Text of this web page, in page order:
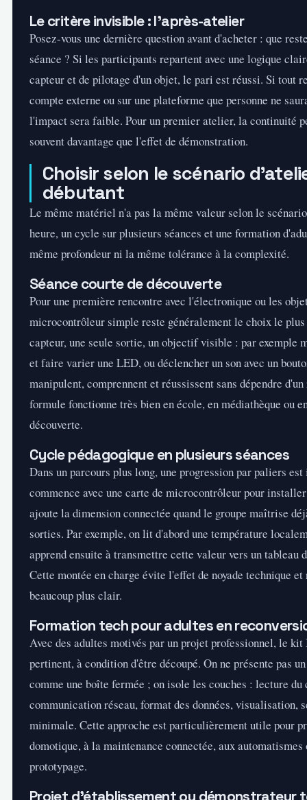
Le critère invisible : l'après-atelier
Posez-vous une dernière question avant d'acheter : que
séance ? Si les participants repartent avec une logique
capteur et de pilotage d'un objet, le pari est réussi. Si tout
compte externe ou sur une plateforme que personne ne
l'impact sera faible. Pour un premier atelier, la continuité
souvent davantage que l'effet de démonstration.
Choisir selon le scénario
débutant
Le même matériel n'a pas la même valeur selon le
heure, un cycle sur plusieurs séances et une formation
même profondeur ni la même tolérance à la complexité.
Séance courte de découverte
Pour une première rencontre avec l'électronique ou les
microcontrôleur simple reste généralement le choix le plus
capteur, une seule sortie, un objectif visible : par exemple
et faire varier une LED, ou déclencher un son avec un
manipulent, comprennent et réussissent sans dépendre
formule fonctionne très bien en école, en médiathèque ou
découverte.
Cycle pédagogique en plusieurs séances
Dans un parcours plus long, une progression par paliers
commence avec une carte de microcontrôleur pour
ajoute la dimension connectée quand le groupe maîtrise
sorties. Par exemple, on lit d'abord une température
apprend ensuite à transmettre cette valeur vers un tableau
Cette montée en charge évite l'effet de noyade technique
beaucoup plus clair.
Formation tech pour adultes en
Avec des adultes motivés par un projet professionnel, le kit
pertinent, à condition d'être découpé. On ne présente pas
comme une boîte fermée ; on isole les couches : lecture du
communication réseau, format des données, visualisation,
minimale. Cette approche est particulièrement utile pour
domotique, à la maintenance connectée, aux
prototypage.